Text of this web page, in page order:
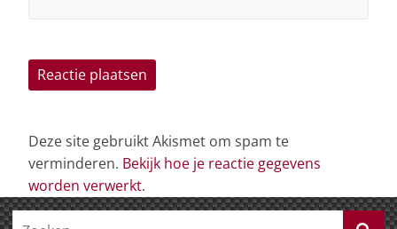
Deze site gebruikt Akismet om spam te
verminderen. Bekijk hoe je reactie gegevens
worden verwerkt.